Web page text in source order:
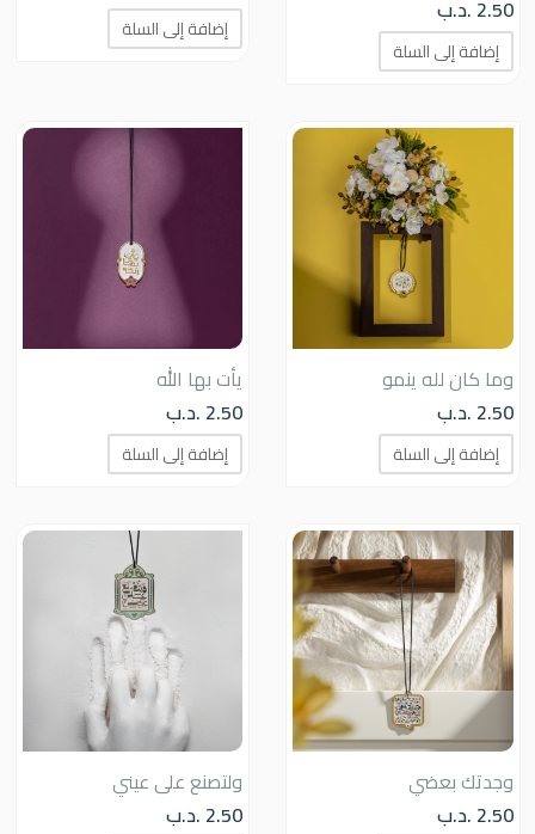
2.50 .د.ب
إضافة إلى السلة
إضافة إلى السلة
وما كان لله ينمو
2.50 .د.ب
إضافة إلى السلة
يأت بها الله
2.50 .د.ب
إضافة إلى السلة
وجدتك بعضي
2.50 .د.ب
ولتصنع على عيني
2.50 .د.ب